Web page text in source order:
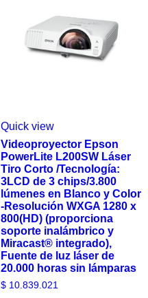
Quick view
Videoproyector Epson
PowerLite L200SW Láser
Tiro Corto /Tecnología:
3LCD de 3 chips/3.800
lúmenes en Blanco y Color
-Resolución WXGA 1280 x
800(HD) (proporciona
soporte inalámbrico y
Miracast® integrado),
Fuente de luz láser de
20.000 horas sin lámparas
$10.839.021